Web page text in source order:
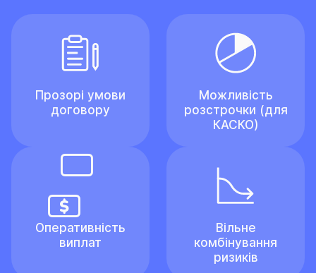
Прозорі умови
договору
Можливість
розстрочки (для
КАСКО)
Оперативність
виплат
Вільне
комбінування
ризиків